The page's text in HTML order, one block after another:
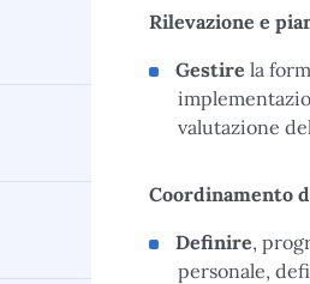
Rilevazione e
Gestire la
valutazione
Coordinamento
Definire,
personale,